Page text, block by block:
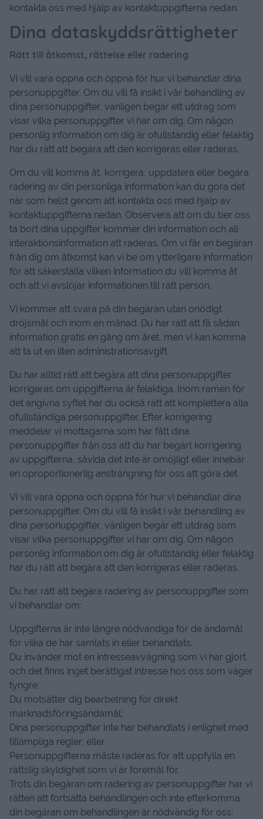
kontakta oss med hjälp av kontaktuppgifterna nedan.
Dina dataskyddsrättigheter
Rätt till åtkomst, rättelse eller radering
Vi vill vara öppna och öppna för hur vi behandlar dina
personuppgifter. Om du vill få insikt i vår behandling av
dina personuppgifter, vänligen begär ett utdrag som
visar vilka personuppgifter vi har om dig. Om någon
personlig information om dig är ofullständig eller felaktig
har du rätt att begära att den korrigeras eller raderas.
Om du vill komma åt, korrigera, uppdatera eller begära
radering av din personliga information kan du göra det
när som helst genom att kontakta oss med hjälp av
kontaktuppgifterna nedan. Observera att om du ber oss
ta bort dina uppgifter kommer din information och all
interaktionsinformation att raderas. Om vi ​​får en begäran
från dig om åtkomst kan vi be om ytterligare information
för att säkerställa vilken information du vill komma åt
och att vi avslöjar informationen till rätt person.
Vi kommer att svara på din begäran utan onödigt
dröjsmål och inom en månad. Du har rätt att få sådan
information gratis en gång om året, men vi kan komma
att ta ut en liten administrationsavgift.
Du har alltid rätt att begära att dina personuppgifter
korrigeras om uppgifterna är felaktiga. Inom ramen för
det angivna syftet har du också rätt att komplettera alla
ofullständiga personuppgifter. Efter korrigering
meddelar vi mottagarna som har fått dina
personuppgifter från oss att du har begärt korrigering
av uppgifterna, såvida det inte är omöjligt eller innebär
en oproportionerlig ansträngning för oss att göra det.
Vi vill vara öppna och öppna för hur vi behandlar dina
personuppgifter. Om du vill få insikt i vår behandling av
dina personuppgifter, vänligen begär ett utdrag som
visar vilka personuppgifter vi har om dig. Om någon
personlig information om dig är ofullständig eller felaktig
har du rätt att begära att den korrigeras eller raderas.
Du har rätt att begära radering av personuppgifter som
vi behandlar om:
Uppgifterna är inte längre nödvändiga för de ändamål
för vilka de har samlats in eller behandlats.
Du invänder mot en intresseavvägning som vi har gjort
och det finns inget berättigat intresse hos oss som väger
tyngre;
Du motsätter dig bearbetning för direkt
marknadsföringsändamål;
Dina personuppgifter inte har behandlats i enlighet med
tillämpliga regler; eller
Personuppgifterna måste raderas för att uppfylla en
rättslig skyldighet som vi är föremål för.
Trots din begäran om radering av personuppgifter har vi
rätten att fortsätta behandlingen och inte efterkomma
din begäran om behandlingen är nödvändig för oss: